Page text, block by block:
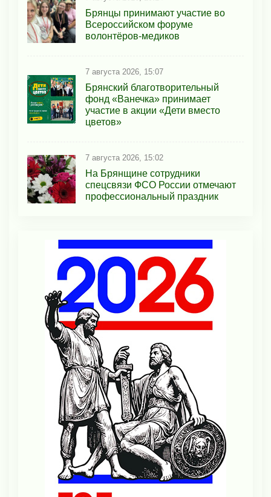
Брянцы принимают участие во
Всероссийском форуме
волонтёров-медиков
7 августа 2026, 15:07
Брянский благотворительный
фонд «Ванечка» принимает
участие в акции «Дети вместо
цветов»
7 августа 2026, 15:02
На Брянщине сотрудники
спецсвязи ФСО России отмечают
профессиональный праздник